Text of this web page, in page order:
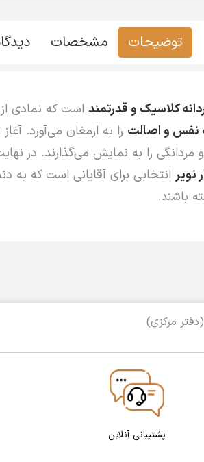
توضیحات مشخصات
کلاسیک و قدرتمنداست که نمادی
نفس و اصالت را به ارمغان می‌آورد.
را به نمایش می‌گذارند. در
نویرانتخابی برای آقایانی است که به
باشند.
مرکزی)
پشتیبانی آنلاین